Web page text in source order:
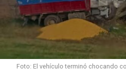
Fuente: Radio Belgrano de Suardi
Foto: El vehículo terminó chocando